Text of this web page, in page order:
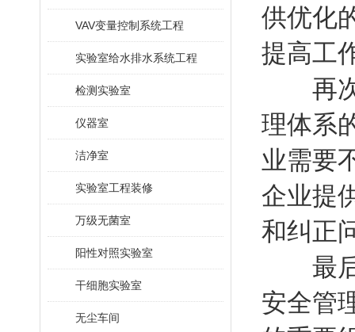
VAV变量控制系统工程
实验室给水排水系统工程
检测实验室
仪器室
洁净室
实验室工程装修
万级无菌室
阳性对照实验室
干细胞实验室
无尘车间
供优化
提高工
再次
理体系
业需要
企业提
和纠正
最后
安全管